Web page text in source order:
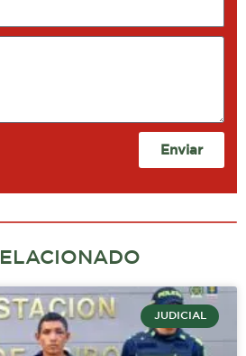
Enviar
JUDICIAL